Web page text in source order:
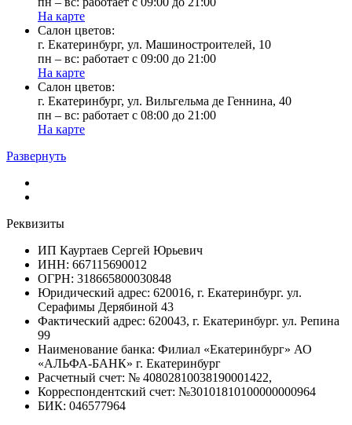
На карте
Cалон цветов:
г. Екатеринбург, ул. Машиностроителей, 10
пн – вс: работает с 09:00 до 21:00
На карте
Cалон цветов:
г. Екатеринбург, ул. Вильгельма де Геннина, 40
пн – вс: работает с 08:00 до 21:00
На карте
Развернуть
Реквизиты
ИП Кауртаев Сергей Юрьевич
ИНН: 667115690012
ОГРН: 318665800030848
Юридический адрес: 620016, г. Екатеринбург. ул.
Серафимы Дерябиной 43
Фактический адрес: 620043, г. Екатеринбург. ул. Репина
99
Наименование банка: Филиал «Екатеринбург» АО
«АЛЬФА-БАНК» г. Екатеринбург
Расчетный счет: № 40802810038190001422,
Корреспондентский счет: №30101810100000000964
БИК: 046577964